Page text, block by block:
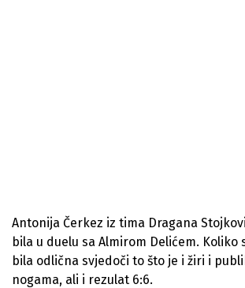
Antonija Čerkez iz tima Dragana
bila u duelu sa Almirom Delićem. Koliko
bila odlična svjedoči to što je i žiri i
nogama, ali i rezulat 6:6.